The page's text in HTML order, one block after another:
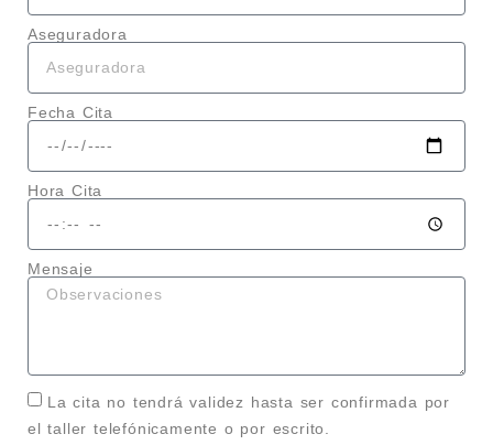
Aseguradora
Fecha Cita
Hora Cita
Mensaje
La cita no tendrá validez hasta ser confirmada por
el taller telefónicamente o por escrito.